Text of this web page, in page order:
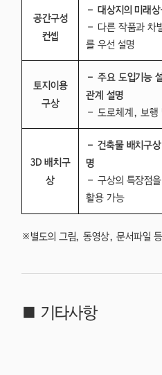
공간구성
컨셉
– 대상지의 미래
– 다른 작품과 차
를 우선 설명
토지이용
구상
– 주요 도입기능
관계 설명
– 도로체계, 보행
3D 배치구
상
– 건축물 배치구
명
– 구상의 특장점
활용 가능
※별도의 그림, 동영상, 문서파일
■ 기타사항